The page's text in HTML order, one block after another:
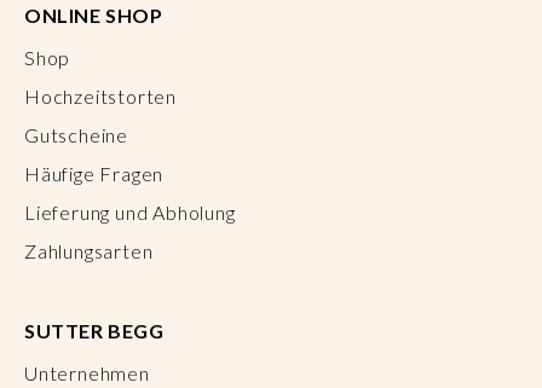
ONLINE SHOP
Shop
Hochzeitstorten
Gutscheine
Häufige Fragen
Lieferung und Abholung
Zahlungsarten
SUTTER BEGG
Unternehmen